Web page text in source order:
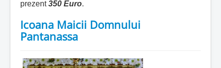
prezent350 Euro.
Icoana Maicii Domnului
Pantanassa